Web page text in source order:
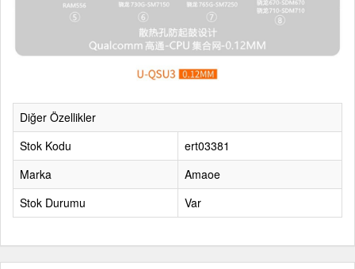
Diğer Özellikler
Stok Kodu
ert03381
Marka
Amaoe
Stok Durumu
Var